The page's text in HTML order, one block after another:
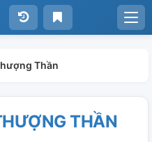
Thần
THẦN